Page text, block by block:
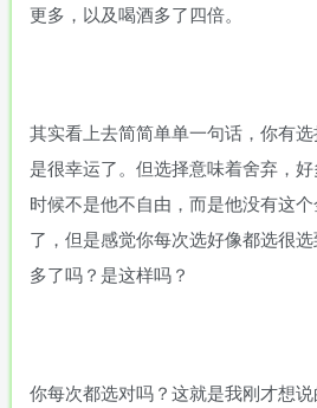
更多，以及喝酒多了四倍。
其实看上去简简单单一句话，你有
是很幸运了。但选择意味着舍弃，
时候不是他不自由，而是他没有这
了，但是感觉你每次选好像都选很
多了吗？是这样吗？
你每次都选对吗？这就是我刚才想